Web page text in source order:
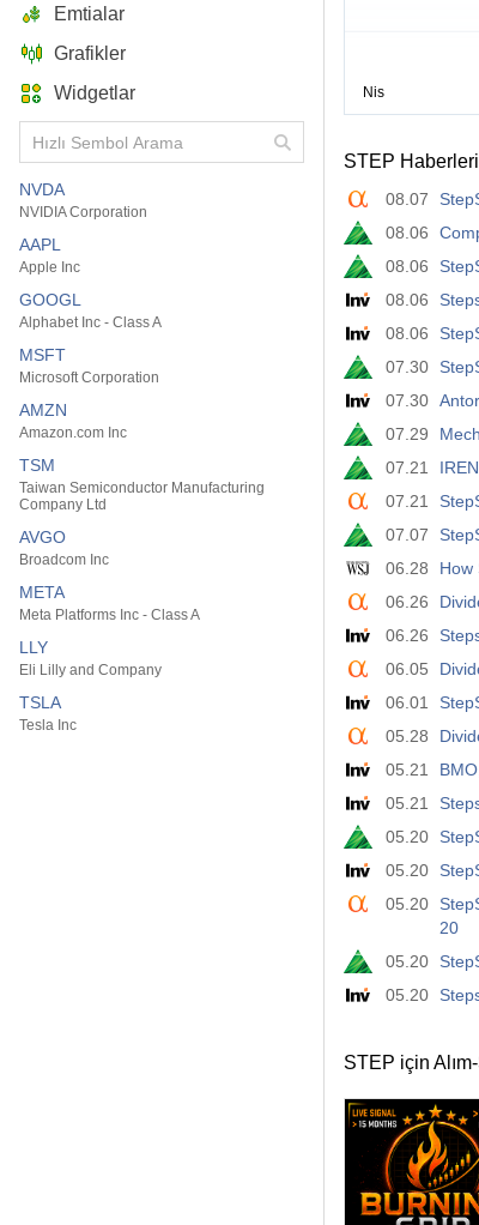
Emtialar
Grafikler
Widgetlar
NVDA
NVIDIA Corporation
AAPL
Apple Inc
GOOGL
Alphabet Inc - Class A
MSFT
Microsoft Corporation
AMZN
Amazon.com Inc
TSM
Taiwan Semiconductor Manufacturing
Company Ltd
AVGO
Broadcom Inc
META
Meta Platforms Inc - Class A
LLY
Eli Lilly and Company
TSLA
Tesla Inc
STEP Haberleri
08.07
08.06
08.06
08.06
08.06
07.30
07.30
07.29
07.21
07.21
07.07
06.28
How
06.26
06.26
06.05
06.01
05.28
05.21
05.21
05.20
05.20
05.20
20
05.20
05.20
STEP için